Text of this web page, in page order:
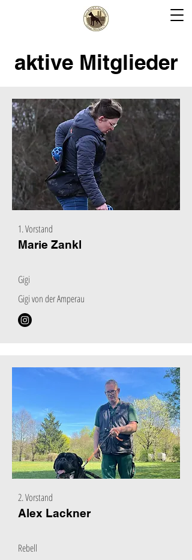
aktive Mitglieder
1. Vorstand
Marie Zankl
Gigi
Gigi von der Amperau
2. Vorstand
Alex Lackner
Rebell